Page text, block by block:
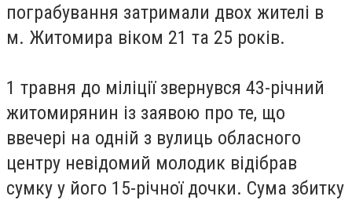
пограбування затримали двох жителі в
м. Житомира віком 21 та 25 років.
1 травня до міліції звернувся 43-річний
житомирянин із заявою про те, що
ввечері на одній з вулиць обласного
центру невідомий молодик відібрав
сумку у його 15-річної дочки. Сума збитку